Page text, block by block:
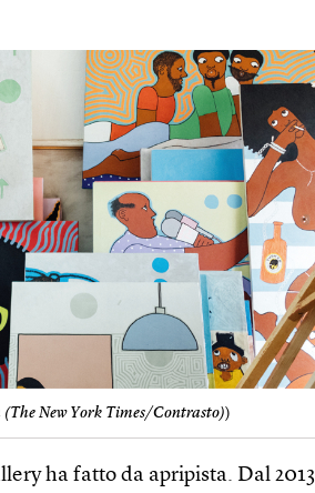
New York Times/Contrasto))
ha fatto da apripista. Dal 2013